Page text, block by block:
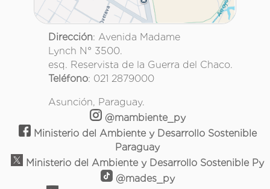
Dirección: Avenida Madame
Lynch N° 3500.
esq. Reservista de la Guerra del Chaco.
Teléfono: 021 2879000
Asunción, Paraguay.
@mambiente_py
Ministerio del Ambiente y Desarrollo Sostenible
Paraguay
Ministerio del Ambiente y Desarrollo Sostenible Py
@mades_py